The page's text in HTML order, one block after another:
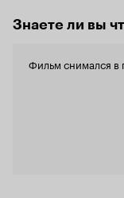
Знаете ли вы
Фильм снимался в